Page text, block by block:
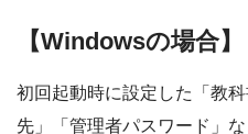
【Windowsの場合】
初回起動時に設定した「教
先」「管理者パスワード」